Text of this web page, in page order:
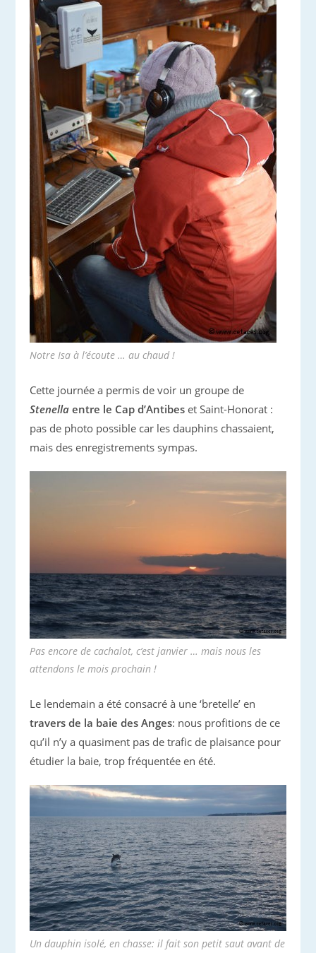
Notre Isa à l’écoute … au chaud !
Cette journée a permis de voir un groupe de
Stenella entre le Cap d’Antibes et Saint-Honorat :
pas de photo possible car les dauphins chassaient,
mais des enregistrements sympas.
Pas encore de cachalot, c’est janvier … mais nous les
attendons le mois prochain !
Le lendemain a été consacré à une ‘bretelle’ en
travers de la baie des Anges: nous profitions de ce
qu’il n’y a quasiment pas de trafic de plaisance pour
étudier la baie, trop fréquentée en été.
Un dauphin isolé, en chasse: il fait son petit saut avant de